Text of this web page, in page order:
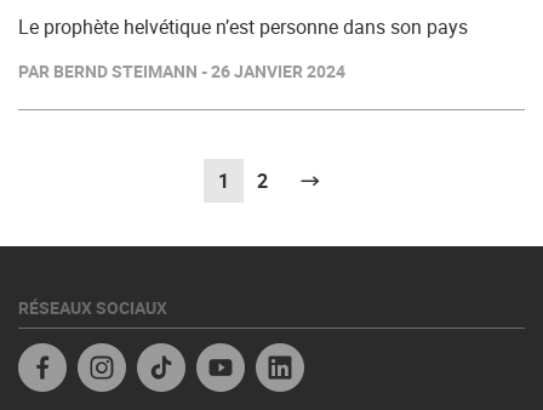
Le prophète helvétique n’est personne dans son pays
PAR BERND STEIMANN - 26 JANVIER 2024
1 (actuel)
2
RÉSEAUX SOCIAUX
FacebookInstagramTikTok YouTube